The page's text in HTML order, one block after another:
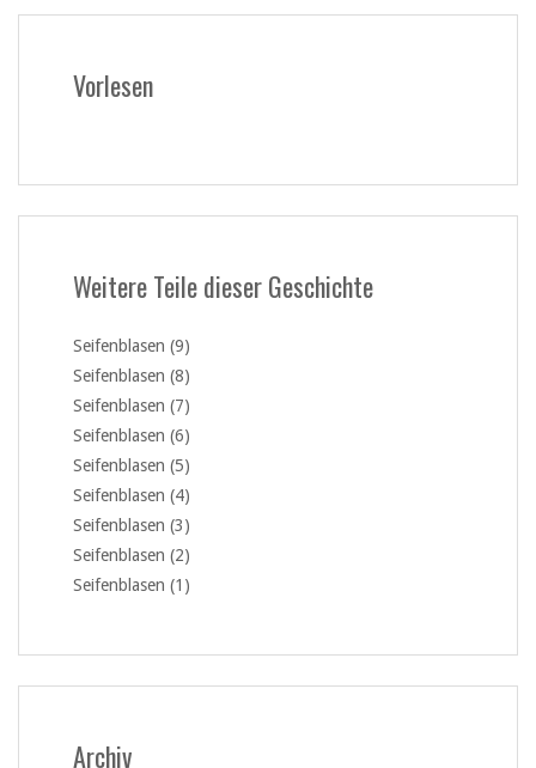
Vorlesen
Weitere Teile dieser Geschichte
Seifenblasen (9)
Seifenblasen (8)
Seifenblasen (7)
Seifenblasen (6)
Seifenblasen (5)
Seifenblasen (4)
Seifenblasen (3)
Seifenblasen (2)
Seifenblasen (1)
Archiv